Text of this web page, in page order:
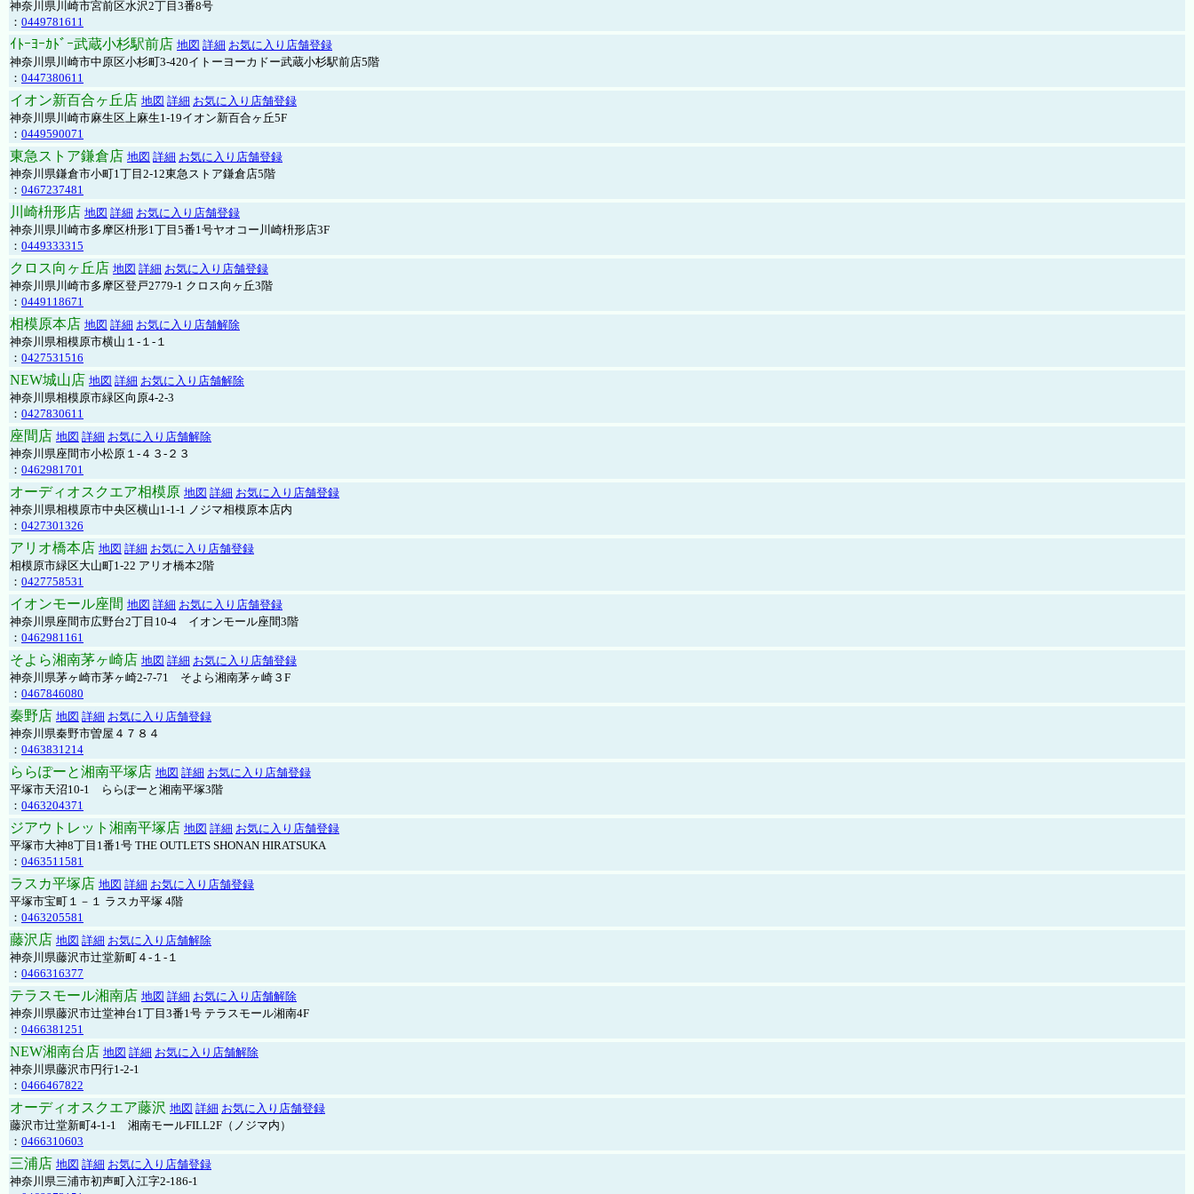
神奈川県川崎市宮前区水沢2丁目3番8号
： 0449781611
ｲﾄｰﾖｰｶﾄﾞｰ武蔵小杉駅前店 地図 詳細 お気に入り店舗登録
神奈川県川崎市中原区小杉町3-420イトーヨーカドー武蔵小杉駅前店5階
： 0447380611
イオン新百合ヶ丘店 地図 詳細 お気に入り店舗登録
神奈川県川崎市麻生区上麻生1-19イオン新百合ヶ丘5F
： 0449590071
東急ストア鎌倉店 地図 詳細 お気に入り店舗登録
神奈川県鎌倉市小町1丁目2-12東急ストア鎌倉店5階
： 0467237481
川崎枡形店 地図 詳細 お気に入り店舗登録
神奈川県川崎市多摩区枡形1丁目5番1号ヤオコー川崎枡形店3F
： 0449333315
クロス向ヶ丘店 地図 詳細 お気に入り店舗登録
神奈川県川崎市多摩区登戸2779-1 クロス向ヶ丘3階
： 0449118671
相模原本店 地図 詳細 お気に入り店舗解除
神奈川県相模原市横山１-１-１
： 0427531516
NEW城山店 地図 詳細 お気に入り店舗解除
神奈川県相模原市緑区向原4-2-3
： 0427830611
座間店 地図 詳細 お気に入り店舗解除
神奈川県座間市小松原１-４３-２３
： 0462981701
オーディオスクエア相模原 地図 詳細 お気に入り店舗登録
神奈川県相模原市中央区横山1-1-1 ノジマ相模原本店内
： 0427301326
アリオ橋本店 地図 詳細 お気に入り店舗登録
相模原市緑区大山町1-22 アリオ橋本2階
： 0427758531
イオンモール座間 地図 詳細 お気に入り店舗登録
神奈川県座間市広野台2丁目10-4 イオンモール座間3階
： 0462981161
そよら湘南茅ヶ崎店 地図 詳細 お気に入り店舗登録
神奈川県茅ヶ崎市茅ヶ崎2‐7‐71 そよら湘南茅ヶ崎３F
： 0467846080
秦野店 地図 詳細 お気に入り店舗登録
神奈川県秦野市曽屋４７８４
： 0463831214
ららぽーと湘南平塚店 地図 詳細 お気に入り店舗登録
平塚市天沼10-1 ららぽーと湘南平塚3階
： 0463204371
ジアウトレット湘南平塚店 地図 詳細 お気に入り店舗登録
平塚市大神8丁目1番1号 THE OUTLETS SHONAN HIRATSUKA
： 0463511581
ラスカ平塚店 地図 詳細 お気に入り店舗登録
平塚市宝町１－１ ラスカ平塚 4階
： 0463205581
藤沢店 地図 詳細 お気に入り店舗解除
神奈川県藤沢市辻堂新町４-１-１
： 0466316377
テラスモール湘南店 地図 詳細 お気に入り店舗解除
神奈川県藤沢市辻堂神台1丁目3番1号 テラスモール湘南4F
： 0466381251
NEW湘南台店 地図 詳細 お気に入り店舗解除
神奈川県藤沢市円行1-2-1
： 0466467822
オーディオスクエア藤沢 地図 詳細 お気に入り店舗登録
藤沢市辻堂新町4-1-1 湘南モールFILL2F（ノジマ内）
： 0466310603
三浦店 地図 詳細 お気に入り店舗登録
神奈川県三浦市初声町入江字2-186-1